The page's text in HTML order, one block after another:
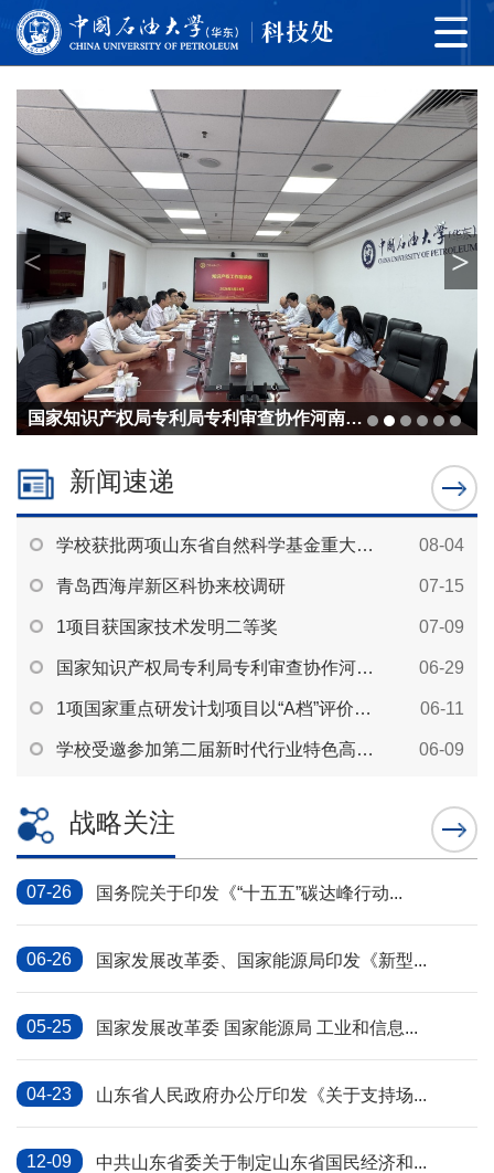
国家知识产权局专利局专利审查协作河南中心、青岛市市场监管局、青岛市知识产权保护中心联合调研组来校交流
< >
新闻速递
学校获批两项山东省自然科学基金重大基础研究项... 08-04
青岛西海岸新区科协来校调研 07-15
1项目获国家技术发明二等奖 07-09
国家知识产权局专利局专利审查协作河南中心、青... 06-29
1项国家重点研发计划项目以“A档”评价通过综合... 06-11
学校受邀参加第二届新时代行业特色高水平大学高... 06-09
战略关注
07-26 国务院关于印发《“十五五”碳达峰行动...
06-26 国家发展改革委、国家能源局印发《新型...
05-25 国家发展改革委 国家能源局 工业和信息...
04-23 山东省人民政府办公厅印发《关于支持场...
12-09 中共山东省委关于制定山东省国民经济和...